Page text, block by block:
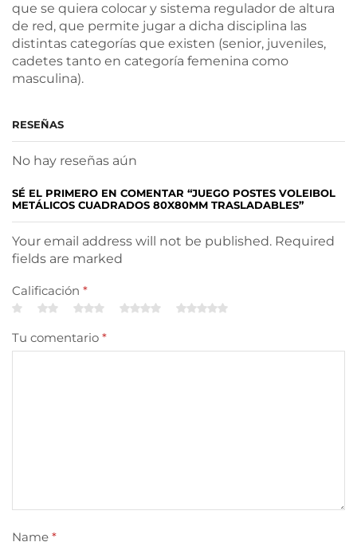
que se quiera colocar y sistema regulador de altura
de red, que permite jugar a dicha disciplina las
distintas categorías que existen (senior, juveniles,
cadetes tanto en categoría femenina como
masculina).
RESEÑAS
No hay reseñas aún
SÉ EL PRIMERO EN COMENTAR “JUEGO POSTES VOLEIBOL
METÁLICOS CUADRADOS 80X80MM TRASLADABLES”
Your email address will not be published. Required
fields are marked
Calificación *
Tu comentario *
Name *